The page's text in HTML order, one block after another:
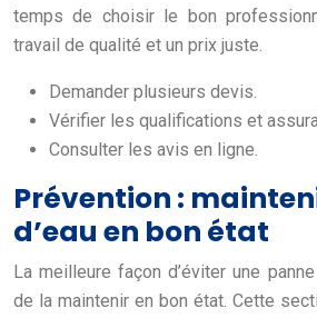
temps de choisir le bon
travail de qualité et un prix juste.
Demander plusieurs devis.
Vérifier les qualifications et
Consulter les avis en ligne.
Prévention :
d’eau en bon état
La meilleure façon d’éviter une
de la maintenir en bon état. Cette